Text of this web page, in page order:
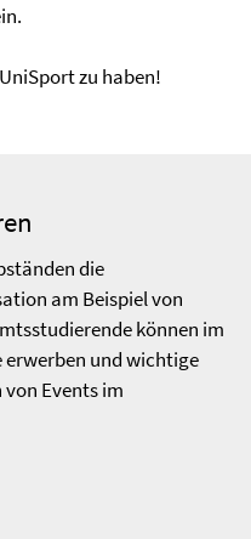
zu haben!
die
am Beispiel von
können im
erwerben und wichtige
Events im